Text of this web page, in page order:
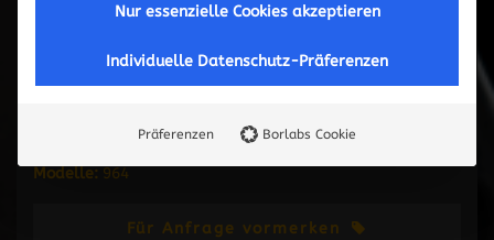
5.450,00 €
Modelle: 964
Für Anfrage vormerken
Nur essenzielle Cookies akzeptieren
Individuelle Datenschutz-Präferenzen
Präferenzen Borlabs Cookie